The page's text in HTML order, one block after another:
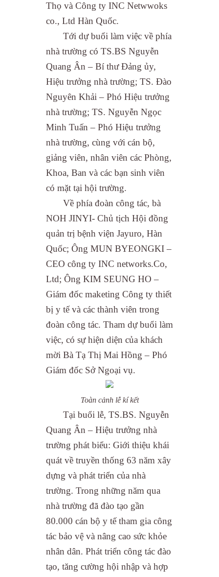
Thọ và Công ty INC Netwwoks
co., Ltd Hàn Quốc.
Tới dự buổi làm việc về phía
nhà trường có TS.BS Nguyễn
Quang Ân – Bí thư Đảng ủy,
Hiệu trưởng nhà trường; TS. Đào
Nguyên Khải – Phó Hiệu trưởng
nhà trường; TS. Nguyễn Ngọc
Minh Tuấn – Phó Hiệu trưởng
nhà trường, cùng với cán bộ,
giảng viên, nhân viên các Phòng,
Khoa, Ban và các bạn sinh viên
có mặt tại hội trường.
Về phía đoàn công tác, bà
NOH JINYI- Chủ tịch Hội đồng
quản trị bệnh viện Jayuro, Hàn
Quốc; Ông MUN BYEONGKI –
CEO công ty INC networks.Co,
Ltd; Ông KIM SEUNG HO –
Giám đốc maketing Công ty thiết
bị y tế và các thành viên trong
đoàn công tác. Tham dự buổi làm
việc, có sự hiện diện của khách
mời Bà Tạ Thị Mai Hồng – Phó
Giám đốc Sở Ngoại vụ.
Toàn cảnh lễ kí kết
Tại buổi lễ, TS.BS. Nguyễn
Quang Ân – Hiệu trưởng nhà
trường phát biểu: Giới thiệu khái
quát về truyền thống 63 năm xây
dựng và phát triển của nhà
trường. Trong những năm qua
nhà trường đã đào tạo gần
80.000 cán bộ y tế tham gia công
tác bảo vệ và nâng cao sức khỏe
nhân dân. Phát triển công tác đào
tạo, tăng cường hội nhập và hợp